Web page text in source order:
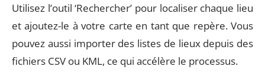
Utilisez l’outil ‘Rechercher’ pour localiser chaque lieu
et ajoutez-le à votre carte en tant que repère. Vous
pouvez aussi importer des listes de lieux depuis des
fichiers CSV ou KML, ce qui accélère le processus.